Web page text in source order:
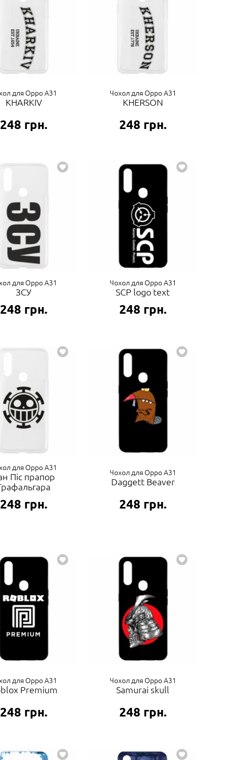
для Oppo A31
KHARKIV
248 грн.
Чохол для Oppo A31
KHERSON
248 грн.
для Oppo A31
ЗСУ
248 грн.
Чохол для Oppo A31
SCP logo text
248 грн.
для Oppo A31
Піс прапор
248 грн.
Чохол для Oppo A31
Daggett Beaver
248 грн.
для Oppo A31
Premium
248 грн.
Чохол для Oppo A31
Samurai skull
248 грн.